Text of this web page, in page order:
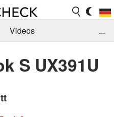
Videos
Jobs
...
S UX391U